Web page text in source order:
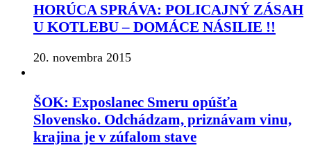
HORÚCA SPRÁVA: POLICAJNÝ ZÁSAH
U KOTLEBU – DOMÁCE NÁSILIE !!
20. novembra 2015
ŠOK: Exposlanec Smeru opúšťa
Slovensko. Odchádzam, priznávam vinu,
krajina je v zúfalom stave